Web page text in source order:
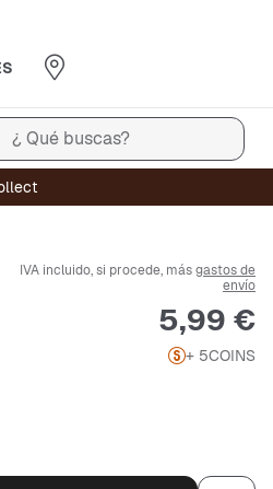
¿ Qué buscas?
IVA incluido, si procede, másgastos de
envío
Precio
5,99 €
+ 5COINS